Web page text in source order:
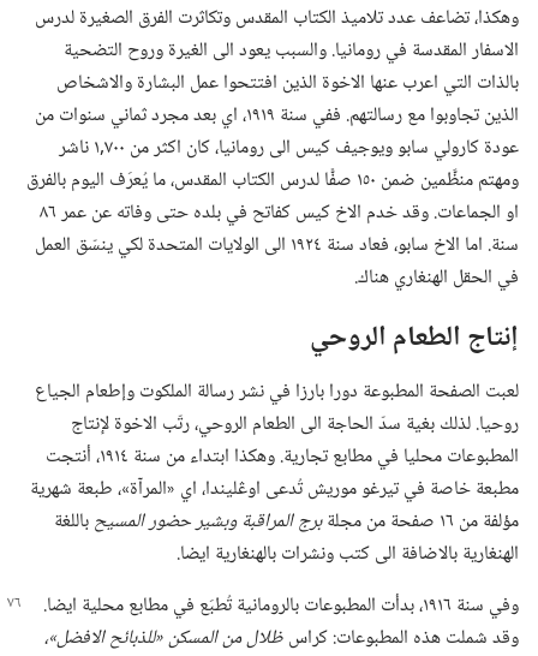
وهكذا،‏ تضاعف عدد تلاميذ الكتاب المقدس وتكاثرت الفرق الصغيرة لدرس
الاسفار المقدسة في رومانيا.‏ والسبب يعود الى الغيرة وروح التضحية
بالذات التي اعرب عنها الاخوة الذين افتتحوا عمل البشارة والاشخاص
الذين تجاوبوا مع رسالتهم.‏ ففي سنة ١٩١٩،‏ اي بعد مجرد ثماني سنوات من
عودة كارولي سابو ويوجيف كيس الى رومانيا،‏ كان اكثر من ٧٠٠‏,١ ناشر
ومهتم منظَّمين ضمن ١٥٠ صفًّا لدرس الكتاب المقدس،‏ ما يُعرَف اليوم بالفرق
او الجماعات.‏ وقد خدم الاخ كيس كفاتح في بلده حتى وفاته عن عمر ٨٦
سنة.‏ اما الاخ سابو،‏ فعاد سنة ١٩٢٤ الى الولايات المتحدة لكي ينسّق العمل
في الحقل الهنغاري هناك.‏
إنتاج الطعام الروحي
لعبت الصفحة المطبوعة دورا بارزا في نشر رسالة الملكوت وإطعام الجياع
روحيا.‏ لذلك بغية سدّ الحاجة الى الطعام الروحي،‏ رتّب الاخوة لإنتاج
المطبوعات محليا في مطابع تجارية.‏ وهكذا ابتداء من سنة ١٩١٤،‏ أنتجت
مطبعة خاصة في تيرغو موريش تُدعى اوڠليندا،‏ اي «المرآة»،‏ طبعة شهرية
مؤلفة من ١٦ صفحة من مجلة
برج المراقبة وبشير حضور المسيحباللغة
الهنغارية بالاضافة الى كتب ونشرات بالهنغارية ايضا.‏
وفي سنة ١٩١٦،‏ بدأت المطبوعات بالرومانية تُطبَع في مطابع محلية
ايضا.‏
وقد شملت هذه المطبوعات:‏ كراسظلال من المسكن «للذبائح الافضل»،‏